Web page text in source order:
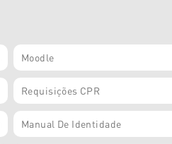
Moodle
Requisições CPR
Manual De Identidade